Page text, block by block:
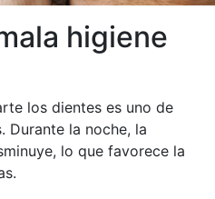
higiene
los dientes es uno de
Durante la noche, la
lo que favorece la